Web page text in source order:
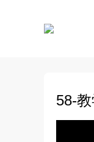
58-